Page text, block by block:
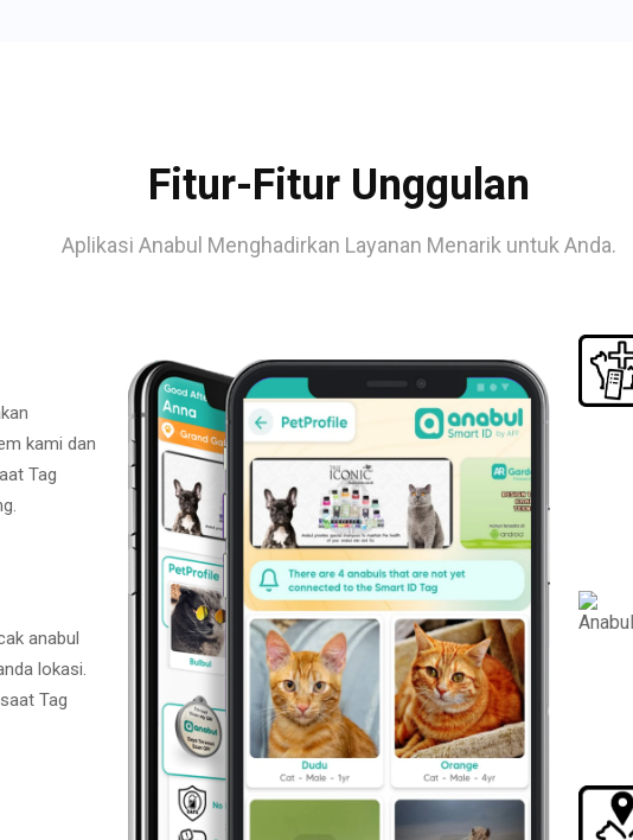
Fitur-Fitur Unggulan
Aplikasi Anabul Menghadirkan Layanan Menarik untuk Anda.
kami dan
Tag
anabul
lokasi.
Tag